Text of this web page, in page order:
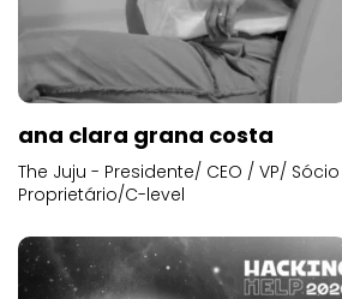
ana clara grana costa
The Juju - Presidente/ CEO / VP/ Sócio
Proprietário/C-level